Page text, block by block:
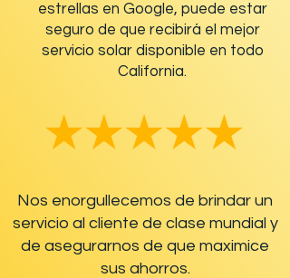
estrellas en Google, puede estar
seguro de que recibirá el mejor
servicio solar disponible en todo
California.
Nos enorgullecemos de brindar un
servicio al cliente de clase mundial y
de asegurarnos de que maximice
sus ahorros.